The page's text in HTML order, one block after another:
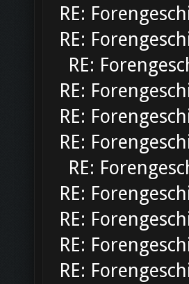
RE:
RE:
RE:
RE:
RE:
RE:
RE:
RE:
RE:
RE:
RE: